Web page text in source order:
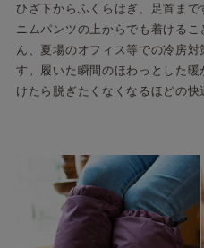
ひざ下からふくらはぎ、足首ま
ニムパンツの上からでも着ける
ん、夏場のオフィス等での冷房
す。履いた瞬間のほわっとした
けたら脱ぎたくなくなるほどの快